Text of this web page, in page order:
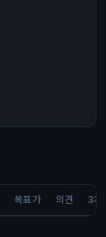
목표가 의견 3개